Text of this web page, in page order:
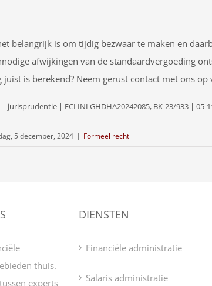
belangrijk is om tijdig bezwaar te maken en
afwijkingen van de standaardvergoeding
is berekend? Neem gerust contact met ons
jurisprudentie | ECLINLGHDHA20242085, BK-23/933 | 05-
5 december, 2024 | Formeel recht
thuis.
experts
DIENSTEN
Financiële administratie
Salaris administratie